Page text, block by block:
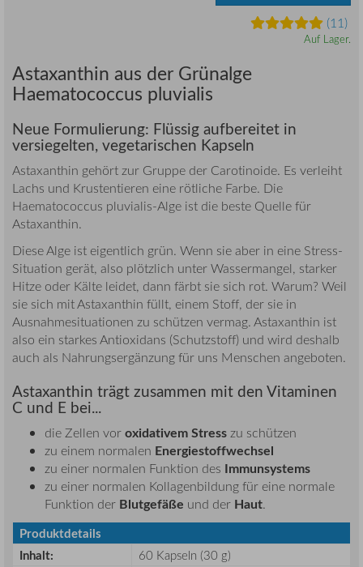
(11)
Auf Lager.
Astaxanthin aus der Grünalge
Haematococcus pluvialis
Neue Formulierung: Flüssig aufbereitet in
versiegelten, vegetarischen Kapseln
Astaxanthin gehört zur Gruppe der Carotinoide. Es verleiht
Lachs und Krustentieren eine rötliche Farbe. Die
Haematococcus pluvialis-Alge ist die beste Quelle für
Astaxanthin.
Diese Alge ist eigentlich grün. Wenn sie aber in eine Stress-
Situation gerät, also plötzlich unter Wassermangel, starker
Hitze oder Kälte leidet, dann färbt sie sich rot. Warum? Weil
sie sich mit Astaxanthin füllt, einem Stoff, der sie in
Ausnahmesituationen zu schützen vermag. Astaxanthin ist
also ein starkes Antioxidans (Schutzstoff) und wird deshalb
auch als Nahrungsergänzung für uns Menschen angeboten.
Astaxanthin trägt zusammen mit den Vitaminen
C und E bei...
die Zellen voroxidativem Stresszu schützen
zu einem normalen Energiestoffwechsel
zu einer normalen Funktion des Immunsystems
zu einer normalen Kollagenbildung für eine normale
Funktion der Blutgefäße und der Haut.
Produktdetails
Inhalt:
60 Kapseln (30 g)